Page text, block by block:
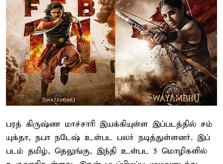
பரத் கிருஷ்ண​ மாச்​சாரி இயக்​கி​யுள்ள இப்​படத்​தில் சம்​
யுக்​தா, நபா நடேஷ் உள்பட பலர் நடித்​துள்​ளனர்​. இப்​
படம் தமிழ், தெலுங்கு, இந்தி உள்பட 5 மொழிகளில்